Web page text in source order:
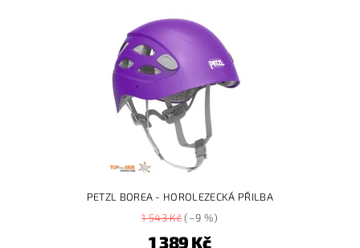
PETZL BOREA - HOROLEZECKÁ PŘILBA
1 543 Kč(–9 %)
1 389 Kč